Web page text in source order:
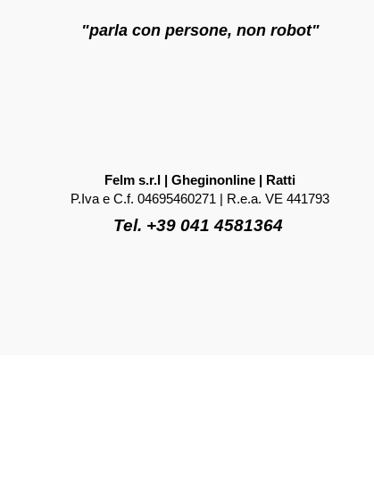
"parla con persone, non robot"
Felm s.r.l | Gheginonline | Ratti
P.Iva e C.f. 04695460271 | R.e.a. VE 441793
Tel. +39 041 4581364